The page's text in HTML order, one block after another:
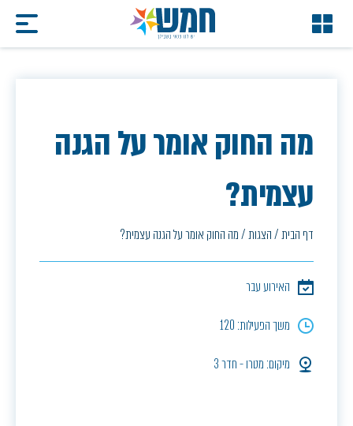
מה החוק אומר על הגנה
עצמית?
דף הבית/הצגות/מה החוק אומר על הגנה עצמית?
האירוע עבר
משך הפעילות: 120
מיקום: מטרו - חדר 3